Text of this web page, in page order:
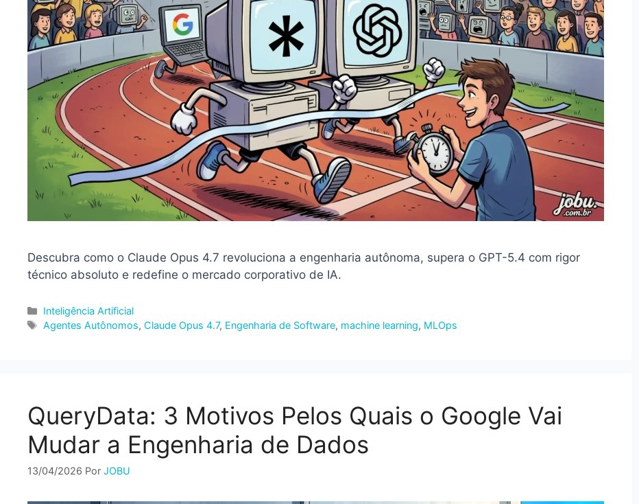
Descubra como o Claude Opus 4.7 revoluciona a engenharia autônoma, supera o GPT-5.4 com rigor
técnico absoluto e redefine o mercado corporativo de IA.
Categorias
Inteligência Artificial
Tags
Agentes Autônomos, Claude Opus 4.7, Engenharia de Software, machine learning, MLOps
QueryData: 3 Motivos Pelos Quais o Google Vai
Mudar a Engenharia de Dados
13/04/2026 Por JOBU